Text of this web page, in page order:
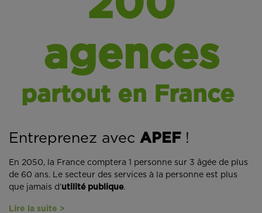
agences
partout en France
Entreprenez avec APEF!
En 2050, la France comptera 1 personne sur 3 âgée de plus
de 60 ans. Le secteur des services à la personne est plus
que jamais d’utilité publique.
Lire la suite >